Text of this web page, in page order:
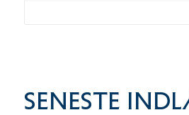
Seneste